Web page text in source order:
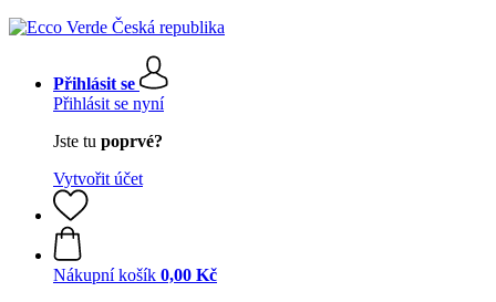
Přihlásit se
Přihlásit se nyní
Jste tu poprvé?
Vytvořit účet
Nákupní košík 0,00 Kč